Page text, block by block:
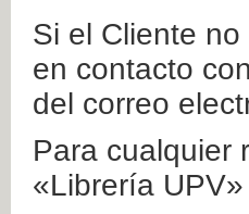
Si el Cliente
en contacto
del correo
Para cualquier
«Librería